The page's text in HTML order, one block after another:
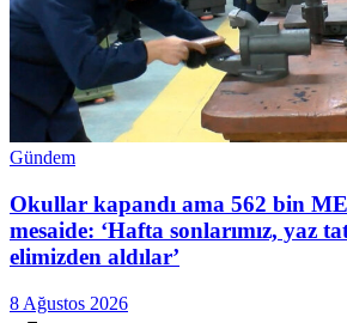
Gündem
Okullar kapandı ama 562 bin
mesaide: ‘Hafta sonlarımız, yaz
elimizden aldılar’
8 Ağustos 2026